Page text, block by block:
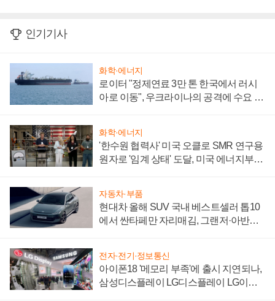
인기기사
화학·에너지
로이터 "정제연료 3만 톤 한국에서 러시
아로 이동", 우크라이나의 공격에 수요 늘
화학·에너지
'한수원 협력사' 미국 오클로 SMR 연구용
원자로 '임계 상태' 도달, 미국 에너지부
자동차·부품
현대차 올해 SUV 국내 베스트셀러 톱10
에서 싼타페만 자리매김, 그랜저·아반떼
전자·전기·정보통신
아이폰18 '메모리 부족'에 출시 지연되나,
삼성디스플레이 LG디스플레이 LG이노